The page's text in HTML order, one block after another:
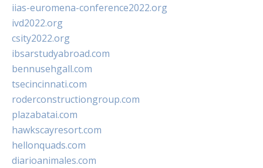
iias-euromena-conference2022.org
ivd2022.org
csity2022.org
ibsarstudyabroad.com
bennusehgall.com
tsecincinnati.com
roderconstructiongroup.com
plazabatai.com
hawkscayresort.com
hellonquads.com
diarioanimales.com